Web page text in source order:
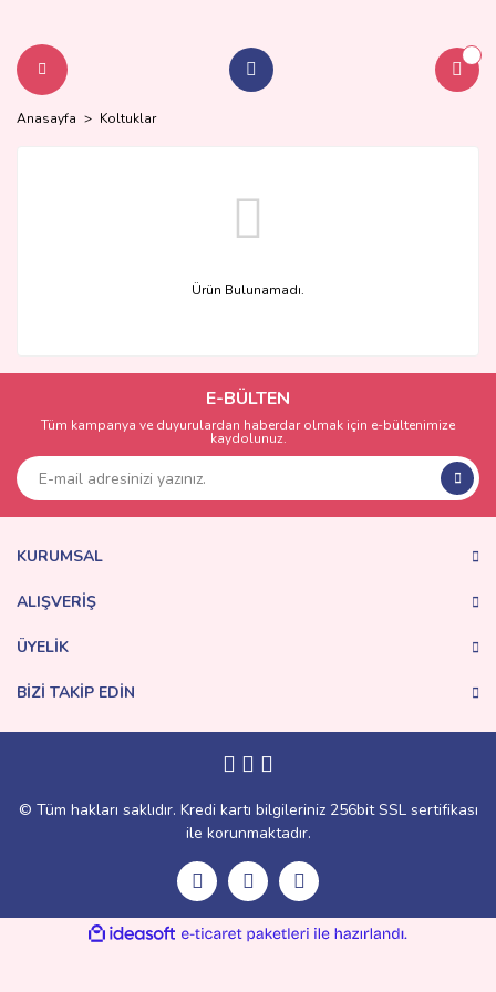
Anasayfa Koltuklar
Ürün Bulunamadı.
E-BÜLTEN
Tüm kampanya ve duyurulardan haberdar olmak için e-bültenimize
kaydolunuz.
KURUMSAL
ALIŞVERİŞ
ÜYELİK
BİZİ TAKİP EDİN
© Tüm hakları saklıdır. Kredi kartı bilgileriniz 256bit SSL sertifikası
ile korunmaktadır.
ideasoft
e-